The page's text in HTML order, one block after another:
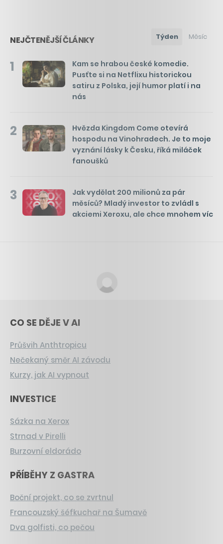
NEJČTENĚJŠÍ ČLÁNKY Týden Měsíc
1
Kam se hrabou české komedie.
Pusťte si na Netflixu historickou
satiru z Polska, její humor platí i na
nás
2
Hvězda Kingdom Come otevírá
hospodu na Vinohradech. Je to moje
vyznání lásky k Česku, říká miláček
fanoušků
3
Jak vydělat 200 milionů za pár
měsíců? Mladý investor to zvládl s
akciemi Xeroxu, ale chce mnohem víc
CO SE DĚJE V AI
Průšvih Anthtropicu
Nečekaný směr AI závodu
Kurzy, jak AI vypnout
INVESTICE
Sázka na Xerox
Strnad v Pirelli
Burzovní eldorádo
PŘÍBĚHY Z GASTRA
Boční projekt, co se zvrtnul
Francouzský šéfkuchař na Šumavě
Dva golfisti, co pečou